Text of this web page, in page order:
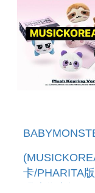
(韓國進口版)
卡/PHARITA